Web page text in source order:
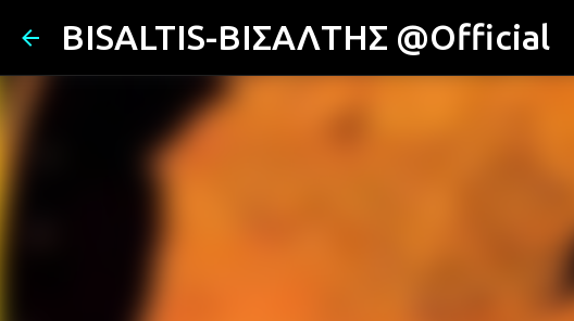
BISALTIS-ΒΙΣΑΛΤΗΣ @Official